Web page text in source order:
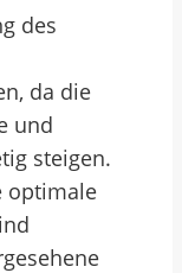
des
da die
und
steigen.
optimale